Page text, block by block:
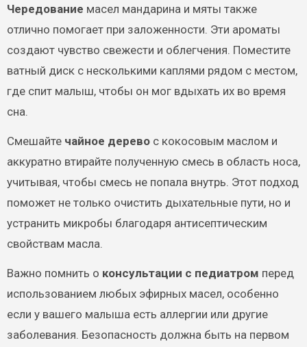
Чередование масел мандарина и мяты также
отлично помогает при заложенности. Эти ароматы
создают чувство свежести и облегчения. Поместите
ватный диск с несколькими каплями рядом с местом,
где спит малыш, чтобы он мог вдыхать их во время
сна.
Смешайте чайное деревос кокосовым маслом и
аккуратно втирайте полученную смесь в область носа,
учитывая, чтобы смесь не попала внутрь. Этот подход
поможет не только очистить дыхательные пути, но и
устранить микробы благодаря антисептическим
свойствам масла.
Важно помнить о консультации с педиатром перед
использованием любых эфирных масел, особенно
если у вашего малыша есть аллергии или другие
заболевания. Безопасность должна быть на первом